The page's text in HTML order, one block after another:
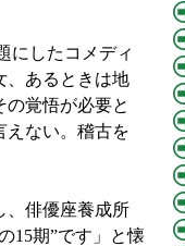
にしたコメディ
、あるときは地
覚悟が必要と
えない。稽古を
、俳優座養成所
15期”です」と懐